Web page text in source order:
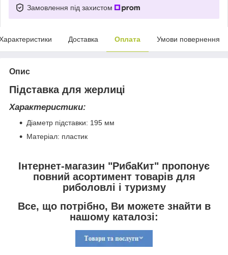
Замовлення під захистом
Доставка Оплата Умови повернення
Опис
Підставка для жерлиці
Характеристики:
Діаметр підставки: 195 мм
Матеріал: пластик
Інтернет-магазин "РибаКит" пропонує
повний асортимент товарів для
риболовлі і туризму
Все, що потрібно, Ви можете знайти в
нашому каталозі: